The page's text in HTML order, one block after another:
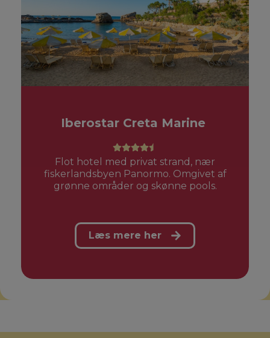
Iberostar Creta Marine
Flot hotel med privat strand, nær
fiskerlandsbyen Panormo. Omgivet af
grønne områder og skønne pools.
Læs mere her